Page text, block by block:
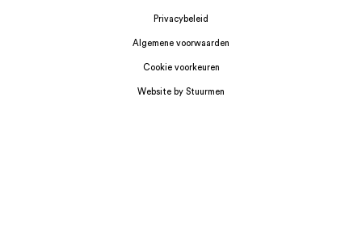
Privacybeleid
Algemene voorwaarden
Cookie voorkeuren
Website by Stuurmen